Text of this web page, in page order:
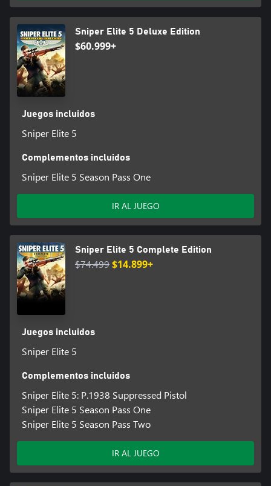
Sniper Elite 5 Deluxe Edition
$60.999+
Juegos incluidos
Sniper Elite 5
Complementos incluidos
Sniper Elite 5 Season Pass One
IR AL JUEGO
Sniper Elite 5 Complete Edition
$74.499$14.899+
Juegos incluidos
Sniper Elite 5
Complementos incluidos
Sniper Elite 5: P.1938 Suppressed Pistol
Sniper Elite 5 Season Pass One
Sniper Elite 5 Season Pass Two
IR AL JUEGO